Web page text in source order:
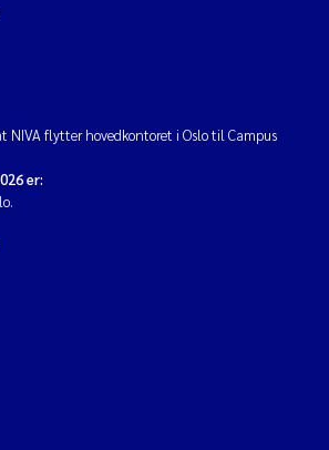
NIVA flytter hovedkontoret i Oslo til Campus
er: